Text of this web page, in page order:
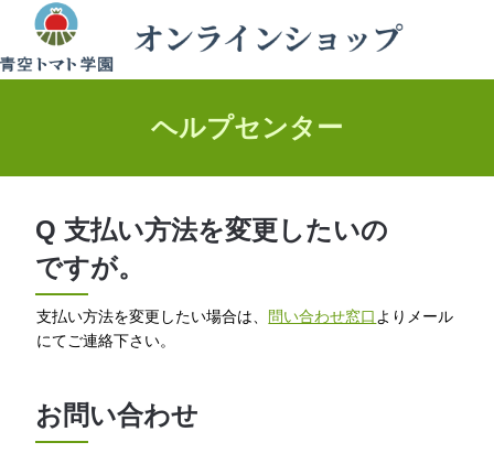
ヘルプセンター
Q 支払い方法を変更したいの
ですが。
支払い方法を変更したい場合は、 問い合わせ窓口 よりメール
にてご連絡下さい。
お問い合わせ